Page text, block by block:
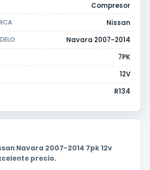
Compresor
Nissan
Navara 2007-2014
7PK
12V
R134
Navara 2007-2014 7pk 12v
precio.